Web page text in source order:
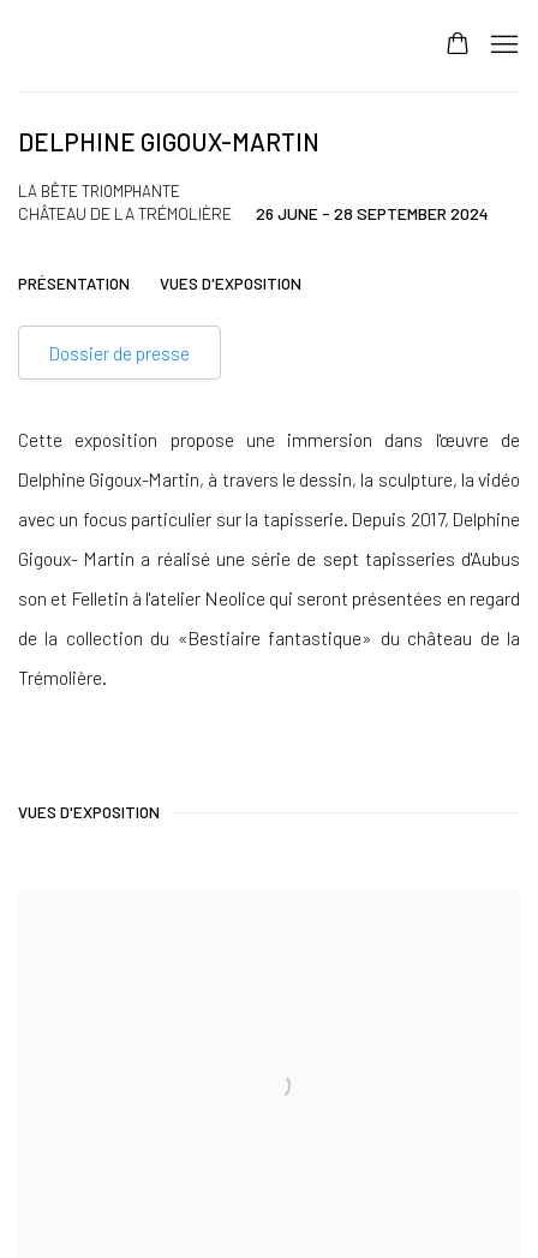
DELPHINE GIGOUX-MARTIN
LA BÊTE TRIOMPHANTE
26 JUNE - 28 SEPTEMBER 2024
CHÂTEAU DE LA TRÉMOLIÈRE
PRÉSENTATION VUES D'EXPOSITION
Dossier de presse
Cette exposition propose une immersion dans l'œuvre de
Delphine Gigoux-Martin, à travers le dessin, la sculpture, la vidéo
avec un focus particulier sur la tapisserie. Depuis 2017, Delphine
Gigoux- Martin a réalisé une série de sept tapisseries d'Aubus
son et Felletin à l'atelier Neolice qui seront présentées en regard
de la collection du «Bestiaire fantastique» du château de la
Trémolière.
VUES D'EXPOSITION